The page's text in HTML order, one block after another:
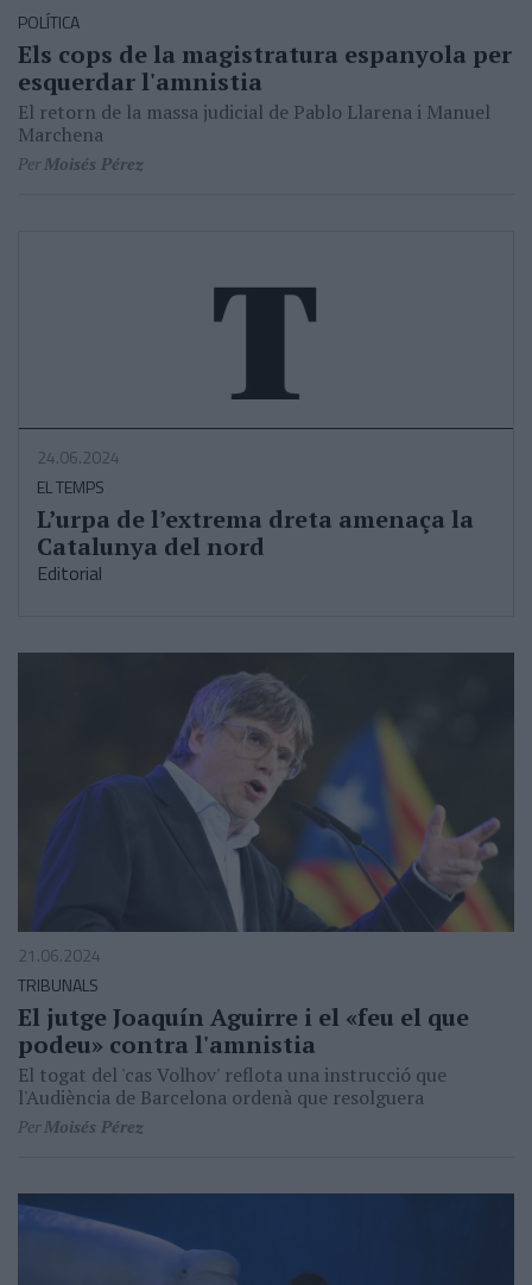
POLÍTICA
Els cops de la magistratura espanyola per
esquerdar l'amnistia
El retorn de la massa judicial de Pablo Llarena i Manuel
Marchena
PerMoisés Pérez
24.06.2024
EL TEMPS
L’urpa de l’extrema dreta amenaça la
Catalunya del nord
Editorial
21.06.2024
TRIBUNALS
El jutge Joaquín Aguirre i el «feu el que
podeu» contra l'amnistia
El togat del 'cas Volhov' reflota una instrucció que
l'Audiència de Barcelona ordenà que resolguera
PerMoisés Pérez